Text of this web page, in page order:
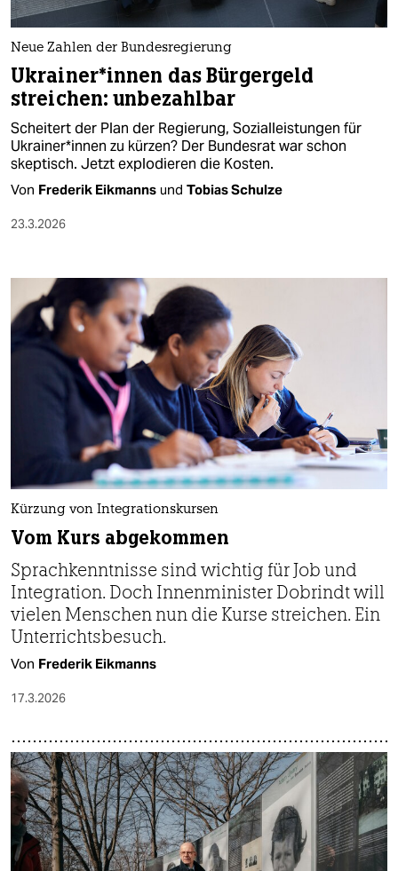
Neue Zahlen der Bundesregierung
Ukrai­ne­r*in­nen das Bürgergeld
streichen: unbezahlbar
Scheitert der Plan der Regierung, Sozialleistungen für
Ukrai­ne­r*in­nen zu kürzen? Der Bundesrat war schon
skeptisch. Jetzt explodieren die Kosten.
Von Frederik Eikmanns und Tobias Schulze
23.3.2026
Kürzung von Integrationskursen
Vom Kurs abgekommen
Sprachkenntnisse sind wichtig für Job und
Integration. Doch Innenminister Dobrindt will
vielen Menschen nun die Kurse streichen. Ein
Unterrichtsbesuch.
Von Frederik Eikmanns
17.3.2026